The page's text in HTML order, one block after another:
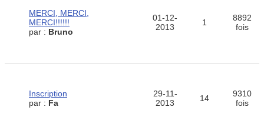
MERCI, MERCI,
MERCI!!!!!!
par : Bruno
01-12-
2013
1
8892
fois
Inscription
par : Fa
29-11-
2013
14
9310
fois